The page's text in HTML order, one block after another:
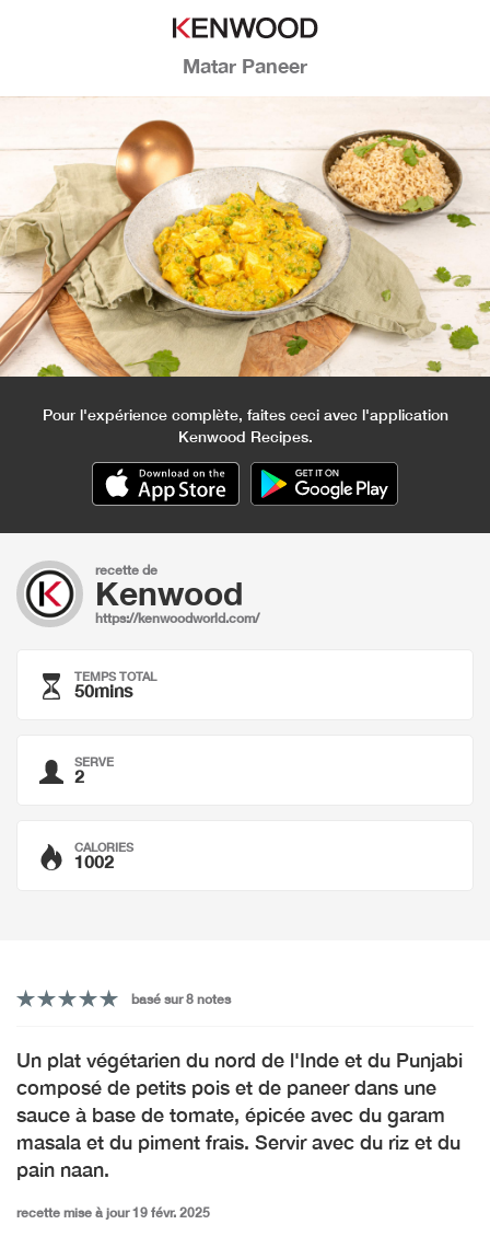
Matar Paneer
Pour l'expérience complète, faites ceci avec l'application
Kenwood Recipes.
recette de
Kenwood
https://kenwoodworld.com/
TEMPS TOTAL
50mins
SERVE
2
CALORIES
1002
basé sur 8 notes
Un plat végétarien du nord de l'Inde et du Punjabi
composé de petits pois et de paneer dans une
sauce à base de tomate, épicée avec du garam
masala et du piment frais. Servir avec du riz et du
pain naan.
recette mise à jour 19 févr. 2025